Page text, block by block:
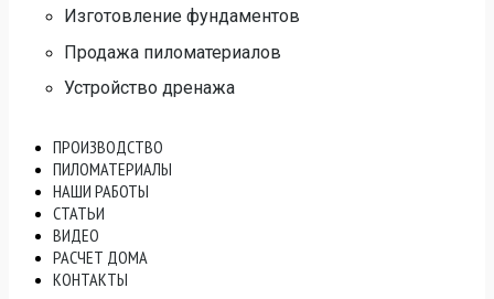
Изготовление фундаментов
Продажа пиломатериалов
Устройство дренажа
ПРОИЗВОДСТВО
ПИЛОМАТЕРИАЛЫ
НАШИ РАБОТЫ
СТАТЬИ
ВИДЕО
РАСЧЕТ ДОМА
КОНТАКТЫ